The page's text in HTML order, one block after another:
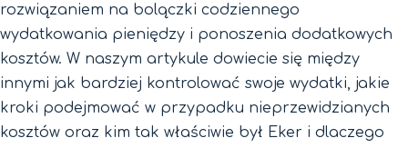
rozwiązaniem na bolączki codziennego
wydatkowania pieniędzy i ponoszenia dodatkowych
kosztów. W naszym artykule dowiecie się między
innymi jak bardziej kontrolować swoje wydatki, jakie
kroki podejmować w przypadku nieprzewidzianych
kosztów oraz kim tak właściwie był Eker i dlaczego